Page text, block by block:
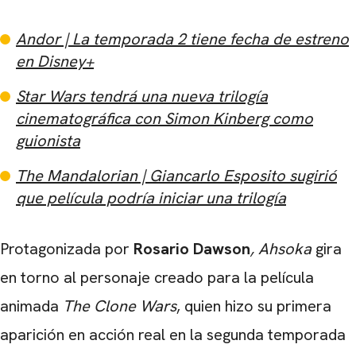
Andor | La temporada 2 tiene fecha de estreno
en Disney+
Star Wars tendrá una nueva trilogía
cinematográfica con Simon Kinberg como
guionista
The Mandalorian | Giancarlo Esposito sugirió
que película podría iniciar una trilogía
Protagonizada por Rosario Dawson, Ahsokagira
en torno al personaje creado para la película
animada The Clone Wars, quien hizo su primera
aparición en acción real en la segunda temporada